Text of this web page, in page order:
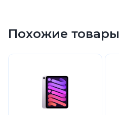
Похожие товары